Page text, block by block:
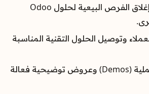
تحديد وتأهيل وإغلاق الفرص البيعية لحلول Odoo
وتوصيل الحلول التقنية المناسبة
تقديم عروض عملية (Demos) وعروض توضيحية فعالة